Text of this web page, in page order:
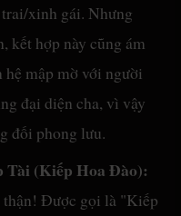
xinh gái. Nhưng
kết hợp này cũng ám
hệ mập mờ với người
đại diện cha, vì vậy
đối phong lưu.
Tài (Kiếp Hoa Đào):
thận! Được gọi là "Kiếp